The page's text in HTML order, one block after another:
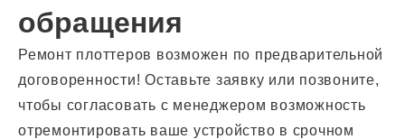
обращения
Ремонт плоттеров возможен по предварительной
договоренности! Оставьте заявку или позвоните,
чтобы согласовать с менеджером возможность
отремонтировать ваше устройство в срочном